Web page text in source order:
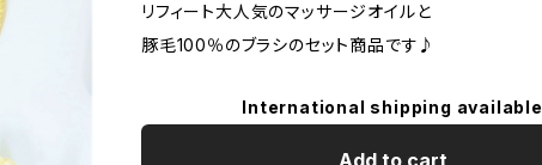
リフィート大人気のマッサージオイルと
豚毛100％のブラシのセット商品です♪
International shipping available
Add to cart